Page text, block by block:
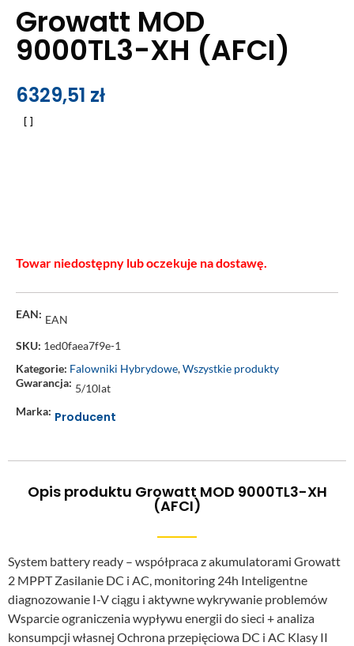
Growatt MOD
9000TL3-XH (AFCI)
6329,51 zł
Towar niedostępny lub oczekuje na dostawę.
EAN: EAN
SKU: 1ed0faea7f9e-1
Kategorie: Falowniki Hybrydowe,Wszystkie produkty
Gwarancja: 5/10lat
Marka: Producent
Opis produktu Growatt MOD 9000TL3-XH
(AFCI)
System battery ready – współpraca z akumulatorami Growatt
2 MPPT Zasilanie DC i AC, monitoring 24h Inteligentne
diagnozowanie I-V ciągu i aktywne wykrywanie problemów
Wsparcie ograniczenia wypływu energii do sieci + analiza
konsumpcji własnej Ochrona przepięciowa DC i AC Klasy II